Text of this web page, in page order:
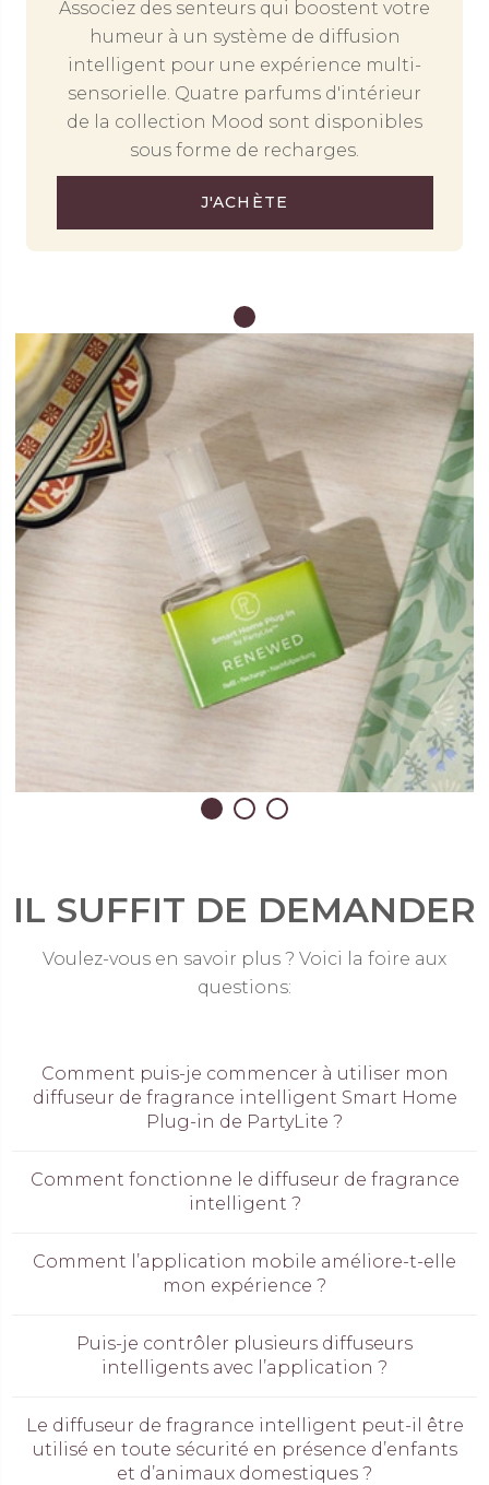
Associez des senteurs qui boostent votre
humeur à un système de diffusion
intelligent pour une expérience multi-
sensorielle. Quatre parfums d'intérieur
de la collection Mood sont disponibles
sous forme de recharges.
J'ACHÈTE
IL SUFFIT DE DEMANDER
Voulez-vous en savoir plus ? Voici la foire aux
questions:
Comment puis-je commencer à utiliser mon
diffuseur de fragrance intelligent Smart Home
Plug-in de PartyLite ?
Comment fonctionne le diffuseur de fragrance
intelligent ?
Comment l’application mobile améliore-t-elle
mon expérience ?
Puis-je contrôler plusieurs diffuseurs
intelligents avec l’application ?
Le diffuseur de fragrance intelligent peut-il être
utilisé en toute sécurité en présence d’enfants
et d’animaux domestiques ?